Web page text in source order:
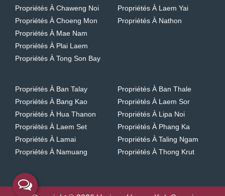
Propriétés À Chaweng Noi
Propriétés À Choeng Mon
Propriétés À Mae Nam
Propriétés À Plai Laem
Propriétés À Tong Son Bay
Propriétés À Laem Yai
Propriétés À Nathon
Propriétés À Ban Talay
Propriétés À Bang Kao
Propriétés À Hua Thanon
Propriétés À Laem Set
Propriétés À Lamai
Propriétés À Namuang
Propriétés À Ban Thale
Propriétés À Laem Sor
Propriétés À Lipa Noi
Propriétés À Phang Ka
Propriétés À Taling Ngam
Propriétés À Thong Krut